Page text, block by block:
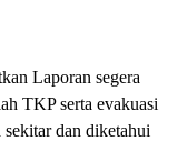
Laporan segera
TKP serta evakuasi
dan diketahui